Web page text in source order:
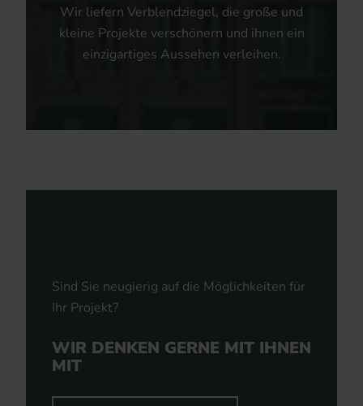
Wir liefern Verblendziegel, die große und
kleine Projekte verschönern und ihnen ein
einzigartiges Aussehen verleihen.
Sind Sie neugierig auf die Möglichkeiten für
Ihr Projekt?
WIR DENKEN GERNE MIT IHNEN
MIT